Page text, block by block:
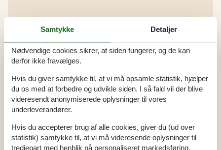
Alle faciliteter
Indendørs
Aircondition
Antal badeværelser
Antal dobbeltsenge 1
Antal enkelt sovesofaer (1 person) 1
Antal enkeltsenge 2
Antal soveværelser 2
Antal stuer 1
Boligareal (m²) 116
Bruser
Brætspil/Puzzlespil
Byggeår 1985
Fladskærms TV
Samtykke Detaljer
Nødvendige cookies sikrer, at siden fungerer, og de kan
derfor ikke fravælges.
Hvis du giver samtykke til, at vi må opsamle statistik, hjælper
du os med at forbedre og udvikle siden. I så fald vil der blive
videresendt anonymiserede oplysninger til vores
underleverandører.
Hvis du accepterer brug af alle cookies, giver du (ud over
statistik) samtykke til, at vi må videresende oplysninger til
tredjepart med henblik på personaliseret markedsføring.